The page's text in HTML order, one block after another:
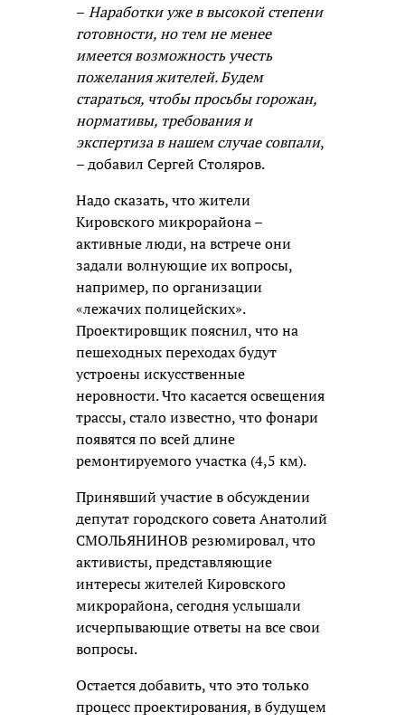
– Наработки уже в высокой степени
готовности, но тем не менее
имеется возможность учесть
пожелания жителей. Будем
стараться, чтобы просьбы горожан,
нормативы, требования и
экспертиза в нашем случае совпали,
– добавил Сергей Столяров.
Надо сказать, что жители
Кировского микрорайона –
активные люди, на встрече они
задали волнующие их вопросы,
например, по организации
«лежачих полицейских».
Проектировщик пояснил, что на
пешеходных переходах будут
устроены искусственные
неровности. Что касается освещения
трассы, стало известно, что фонари
появятся по всей длине
ремонтируемого участка (4,5 км).
Принявший участие в обсуждении
депутат городского совета Анатолий
СМОЛЬЯНИНОВ резюмировал, что
активисты, представляющие
интересы жителей Кировского
микрорайона, сегодня услышали
исчерпывающие ответы на все свои
вопросы.
Остается добавить, что это только
процесс проектирования, в будущем